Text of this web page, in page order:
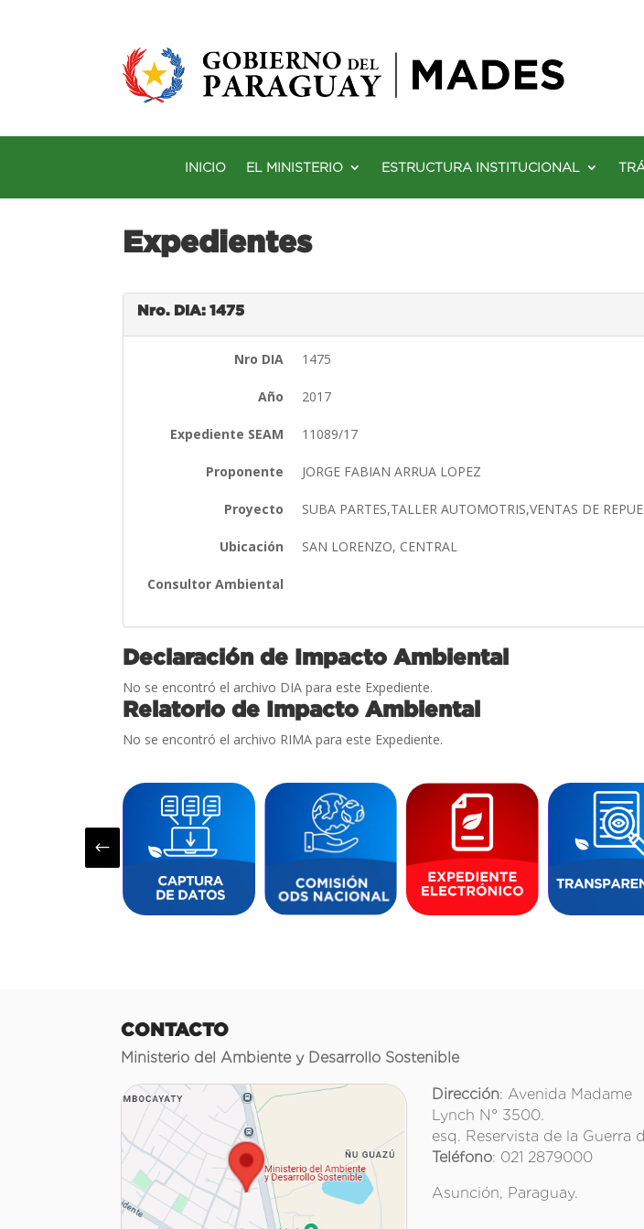
INICIO EL MINISTERIO ESTRUCTURA INSTITUCIONAL
Expedientes
Nro. DIA: 1475
Nro DIA 1475
Año 2017
Expediente SEAM 11089/17
Proponente JORGE FABIAN ARRUA LOPEZ
Proyecto SUBA PARTES,TALLER AUTOMOTRIS,VENTAS DE
Ubicación SAN LORENZO, CENTRAL
Consultor Ambiental
Declaración de Impacto Ambiental
No se encontró el archivo DIA para este Expediente.
Relatorio de Impacto Ambiental
No se encontró el archivo RIMA para este Expediente.
#
CONTACTO
Ministerio del Ambiente y Desarrollo Sostenible
Dirección: Avenida Madame
Lynch N° 3500.
esq. Reservista de la Guerra
Teléfono: 021 2879000
Asunción, Paraguay.